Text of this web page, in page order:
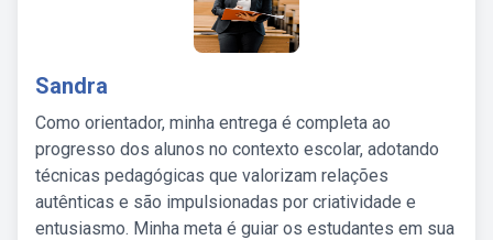
Sandra
Como orientador, minha entrega é completa ao
progresso dos alunos no contexto escolar, adotando
técnicas pedagógicas que valorizam relações
autênticas e são impulsionadas por criatividade e
entusiasmo. Minha meta é guiar os estudantes em sua